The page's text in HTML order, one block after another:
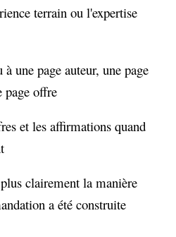
terrain ou l'expertise
une page auteur, une page
page offre
et les affirmations quand
clairement la manière
a été construite